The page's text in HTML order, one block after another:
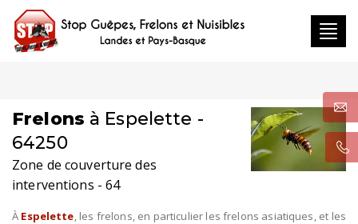
Frelons à Espelette -
64250
Zone de couverture des
interventions - 64
À Espelette, les frelons, en particulier les frelons asiatiques, et les